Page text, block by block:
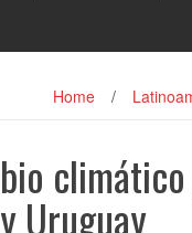
Home /
Uruguay